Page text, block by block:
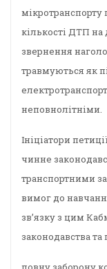
мікротранспорту
кількості ДТП на
звернення
травмуються як
неповнолітніми.
Ініціатори
чинне
транспортними
вимог до
зв’язку з цим
законодавства